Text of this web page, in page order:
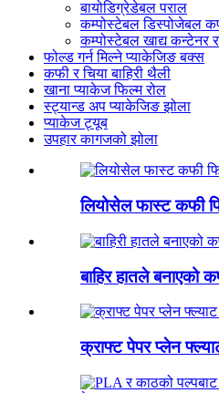
बायोडिग्रेडेबल पराल
कम्पोस्टेबल डिस्पोजेबल
कम्पोस्टेबल खाद्य कन्टेनर
फोल्ड गर्न मिल्ने प्याकेजिङ बक्स
कफी र चिया बाहिरी थैली
खाना प्याकेज फिल्म रोल
स्ट्यान्ड अप प्याकेजिङ झोला
प्याकेज ट्यूब
उपहार कागजको झोला
लियोसेल फास्ट कफी
बाहिर हातले बनाएको
क्राफ्ट पेपर प्लेन